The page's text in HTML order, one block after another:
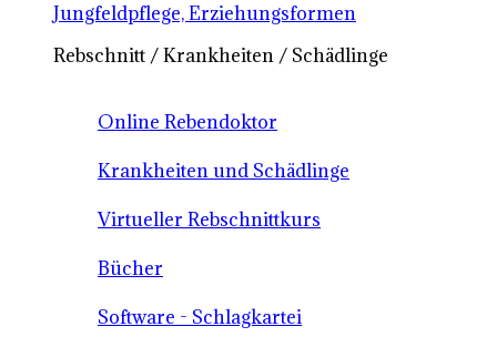
Jungfeldpflege, Erziehungsformen
Rebschnitt / Krankheiten / Schädlinge
Online Rebendoktor
Krankheiten und Schädlinge
Virtueller Rebschnittkurs
Bücher
Software - Schlagkartei